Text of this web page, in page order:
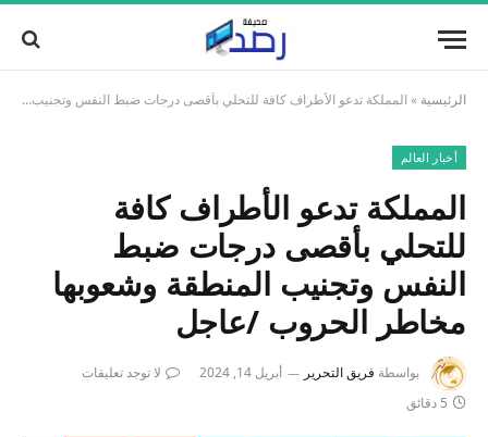
الرئيسية » المملكة تدعو الأطراف كافة للتحلي بأقصى درجات ضبط النفس وتجنيب المنطقة وشعوبها مخاطر الحروب /عاجل
أخبار العالم
المملكة تدعو الأطراف كافة
للتحلي بأقصى درجات ضبط
النفس وتجنيب المنطقة وشعوبها
مخاطر الحروب /عاجل
بواسطة فريق التحرير أبريل 14, 2024
لا توجد تعليقات
5 دقائق